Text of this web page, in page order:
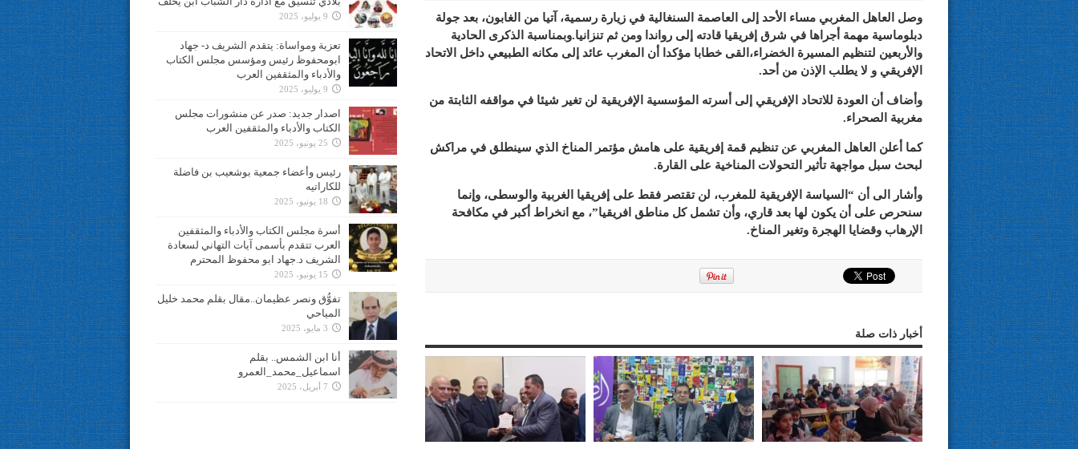
وصل العاهل المغربي مساء الأحد إلى العاصمة السنغالية في زيارة رسمية، آتيا من الغابون، بعد جولة
دبلوماسية مهمة أجراها في شرق إفريقيا قادته إلى رواندا ومن ثم تنزانيا.وبمناسبة الذكرى الحادية
والأربعين لتنظيم المسيرة الخضراء،القى خطابا مؤكدا أن المغرب عائد إلى مكانه الطبيعي داخل الاتحاد
الإفريقي و لا يطلب الإذن من أحد.
وأضاف أن العودة للاتحاد الإفريقي إلى أسرته المؤسسية الإفريقية لن تغير شيئا في مواقفه الثابتة من
مغربية الصحراء.
كما أعلن العاهل المغربي عن تنظيم قمة إفريقية على هامش مؤتمر المناخ الذي سينطلق في مراكش
لبحث سبل مواجهة تأثير التحولات المناخية على القارة.
وأشار الى أن “السياسة الإفريقية للمغرب، لن تقتصر فقط على إفريقيا الغربية والوسطى، وإنما
سنحرص على أن يكون لها بعد قاري، وأن تشمل كل مناطق افريقيا”، مع انخراط أكبر في مكافحة
الإرهاب وقضايا الهجرة وتغير المناخ.
أخبار ذات صلة
9 يوليو، 2025
تعزية ومواساة: يتقدم الشريف د- جهاد
ابومحفوظ رئيس ومؤسس مجلس الكتاب
والأدباء والمثقفين العرب
9 يوليو، 2025
اصدار جديد: صدر عن منشورات مجلس
الكتاب والأدباء والمثقفين العرب
25 يونيو، 2025
رئيس وأعضاء جمعية بوشعيب بن فاضلة
للكاراتيه
18 يونيو، 2025
أسرة مجلس الكتاب والأدباء والمثقفين
العرب تتقدم بأسمى آيات التهاني لسعادة
الشريف د.جهاد ابو محفوظ المحترم
15 يونيو، 2025
تفوُّق ونصر عظيمان..مقال بقلم محمد خليل
المياحي
3 مايو، 2025
أنا ابن الشمس.. بقلم
اسماعيل_محمد_العمرو
7 أبريل، 2025